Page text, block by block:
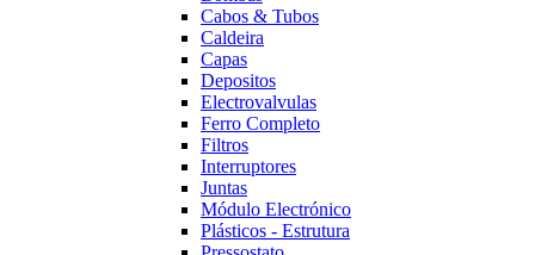
Cabos & Tubos
Caldeira
Capas
Depositos
Electrovalvulas
Ferro Completo
Filtros
Interruptores
Juntas
Módulo Electrónico
Plásticos - Estrutura